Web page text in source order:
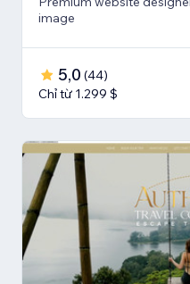
image
5,0 (44)
Chỉ từ 1.299 $